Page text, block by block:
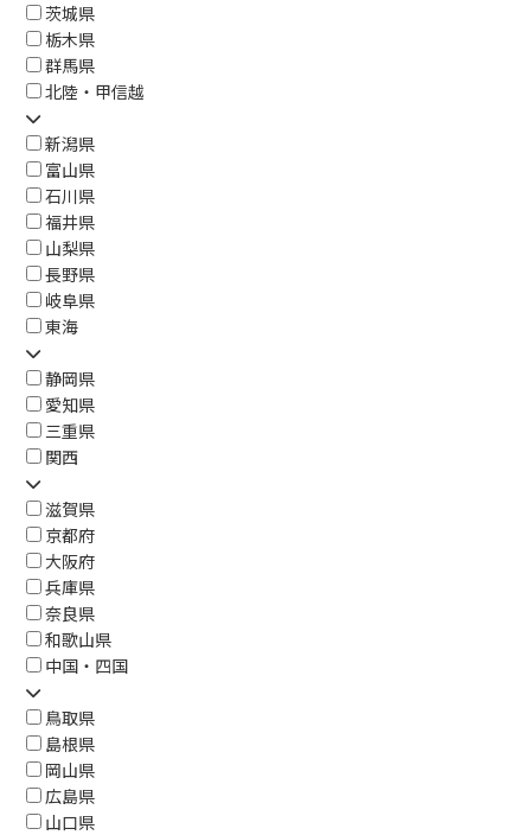
茨城県
栃木県
群馬県
北陸・甲信越
新潟県
富山県
石川県
福井県
山梨県
長野県
岐阜県
東海
静岡県
愛知県
三重県
関西
滋賀県
京都府
大阪府
兵庫県
奈良県
和歌山県
中国・四国
鳥取県
島根県
岡山県
広島県
山口県